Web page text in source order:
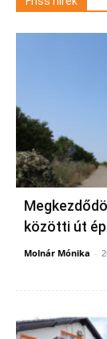
közötti út
Molnár Mónika -